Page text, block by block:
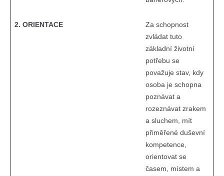
2. ORIENTACE
Za schopnost
zvládat tuto
základní životní
potřebu se
považuje stav, kdy
osoba je schopna
poznávat a
rozeznávat zrakem
a sluchem, mít
přiměřené duševní
kompetence,
orientovat se
časem, místem a